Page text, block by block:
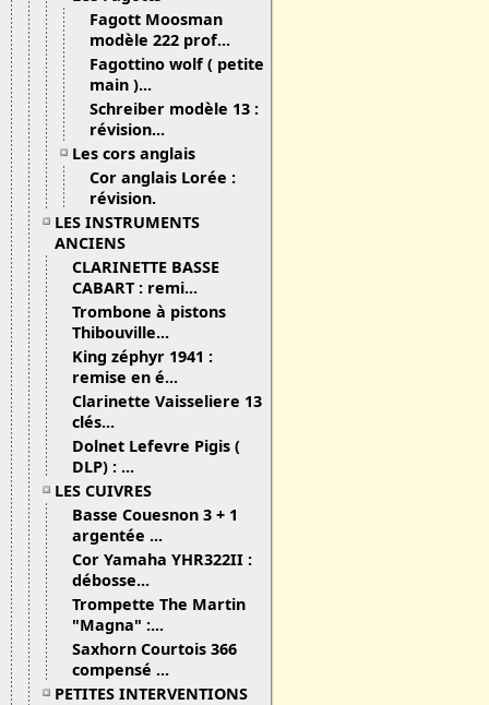
Fagott Moosman
modèle 222 prof...
Fagottino wolf ( petite
main )...
Schreiber modèle 13 :
révision...
Les cors anglais
Cor anglais Lorée :
révision.
LES INSTRUMENTS
ANCIENS
CLARINETTE BASSE
CABART : remi...
Trombone à pistons
Thibouville...
King zéphyr 1941 :
remise en é...
Clarinette Vaisseliere 13
clés...
Dolnet Lefevre Pigis (
DLP) : ...
LES CUIVRES
Basse Couesnon 3 + 1
argentée ...
Cor Yamaha YHR322II :
débosse...
Trompette The Martin
"Magna" :...
Saxhorn Courtois 366
compensé ...
PETITES INTERVENTIONS